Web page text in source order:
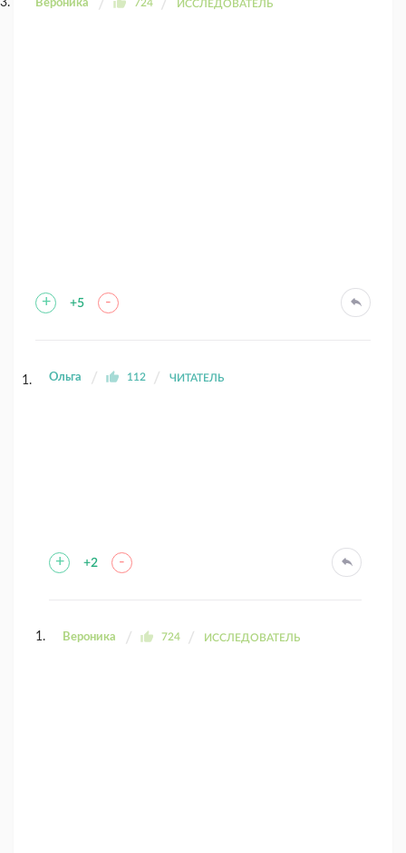
Вероника 724 ИССЛЕДОВАТЕЛЬ
+ +5 -
Ольга 112 ЧИТАТЕЛЬ
+ +2 -
Вероника 724 ИССЛЕДОВАТЕЛЬ